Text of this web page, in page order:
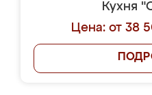
Кухня
Цена: от 38